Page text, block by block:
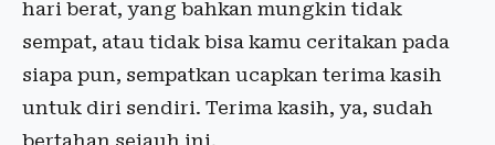
hari berat, yang bahkan mungkin tidak
sempat, atau tidak bisa kamu ceritakan pada
siapa pun, sempatkan ucapkan terima kasih
untuk diri sendiri. Terima kasih, ya, sudah
bertahan sejauh ini.